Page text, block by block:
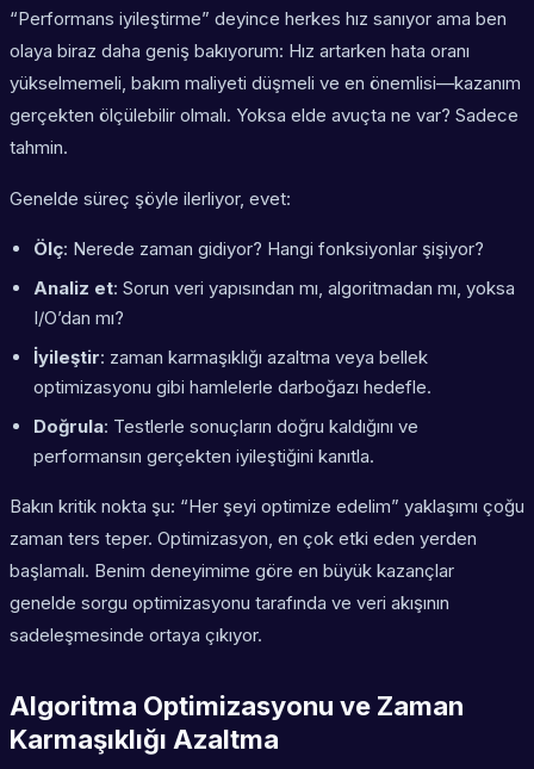
“Performans iyileştirme” deyince herkes hız sanıyor ama ben
olaya biraz daha geniş bakıyorum: Hız artarken hata oranı
yükselmemeli, bakım maliyeti düşmeli ve en önemlisi—kazanım
gerçekten ölçülebilir olmalı. Yoksa elde avuçta ne var? Sadece
tahmin.
Genelde süreç şöyle ilerliyor, evet:
Ölç: Nerede zaman gidiyor? Hangi fonksiyonlar şişiyor?
Analiz et: Sorun veri yapısından mı, algoritmadan mı, yoksa
I/O’dan mı?
İyileştir: zaman karmaşıklığı azaltma veya bellek
optimizasyonu gibi hamlelerle darboğazı hedefle.
Doğrula: Testlerle sonuçların doğru kaldığını ve
performansın gerçekten iyileştiğini kanıtla.
Bakın kritik nokta şu: “Her şeyi optimize edelim” yaklaşımı çoğu
zaman ters teper. Optimizasyon, en çok etki eden yerden
başlamalı. Benim deneyimime göre en büyük kazançlar
genelde sorgu optimizasyonu tarafında ve veri akışının
sadeleşmesinde ortaya çıkıyor.
Algoritma Optimizasyonu ve Zaman
Karmaşıklığı Azaltma